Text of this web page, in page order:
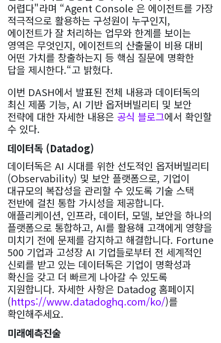
어렵다"라며 “Agent Console 은 에이전트를 가장
적극적으로 활용하는 구성원이 누구인지,
에이전트가 잘 처리하는 업무와 한계를 보이는
영역은 무엇인지, 에이전트의 산출물이 비용 대비
어떤 가치를 창출하는지 등 핵심 질문에 명확한
답을 제시한다.“고 밝혔다.
이번 DASH에서 발표된 전체 내용과 데이터독의
최신 제품 기능, AI 기반 옵저버빌리티 및 보안
전략에 대한 자세한 내용은 공식 블로그에서 확인할
수 있다.
데이터독 (Datadog)
데이터독은 AI 시대를 위한 선도적인 옵저버빌리티
(Observability) 및 보안 플랫폼으로, 기업이
대규모의 복잡성을 관리할 수 있도록 기술 스택
전반에 걸친 통합 가시성을 제공합니다.
애플리케이션, 인프라, 데이터, 모델, 보안을 하나의
플랫폼으로 통합하고, AI를 활용해 고객에게 영향을
미치기 전에 문제를 감지하고 해결합니다. Fortune
500 기업과 고성장 AI 기업들로부터 전 세계적인
신뢰를 받고 있는 데이터독은 기업이 명확성과
확신을 갖고 더 빠르게 나아갈 수 있도록
지원합니다. 자세한 사항은 Datadog 홈페이지
(https://www.datadoghq.com/ko/)를
확인해주세요.
미래예측진술